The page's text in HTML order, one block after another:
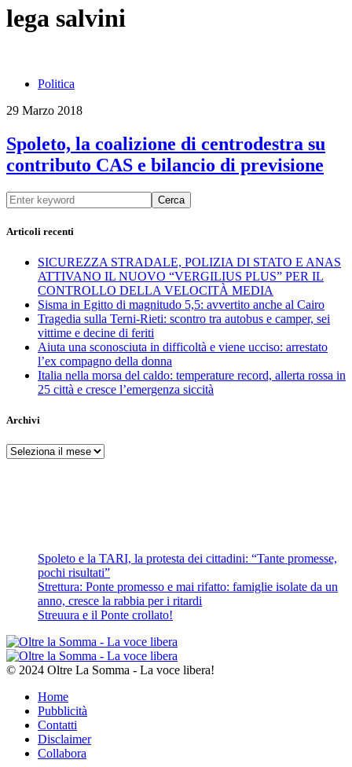
lega salvini
Politica
29 Marzo 2018
Spoleto, la coalizione di centrodestra su
contributo CAS e bilancio di previsione
Cerca
Articoli recenti
SICUREZZA STRADALE, POLIZIA DI STATO E ANAS
ATTIVANO IL NUOVO “VERGILIUS PLUS” PER IL
CONTROLLO DELLA VELOCITÀ MEDIA
Sisma in Egitto di magnitudo 5,5: avvertito anche al Cairo
Tragedia sulla Terni-Rieti: scontro tra autobus e camper, sei
vittime e decine di feriti
Aiuta una sconosciuta in difficoltà e viene ucciso: arrestato
l’ex compagno della donna
Italia nella morsa del caldo: temperature record, allerta rossa in
25 città e cresce l’emergenza siccità
Archivi
Archivi
Spoleto e la TARI, la protesta dei cittadini: “Tante promesse,
pochi risultati”
Strettura: Ponte promesso e mai rifatto: famiglie isolate da un
anno, cresce la rabbia per i ritardi
Streuura e il Ponte crollato!
© 2024 Oltre La Somma - La voce libera!
Home
Pubblicità
Contatti
Disclaimer
Collabora